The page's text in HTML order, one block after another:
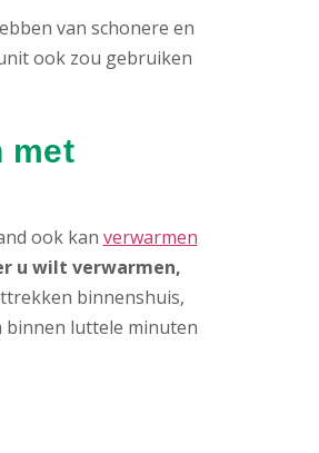
van schonere en
ook zou gebruiken
met
ook kan verwarmen
u wilt verwarmen,
binnenshuis,
binnen luttele minuten